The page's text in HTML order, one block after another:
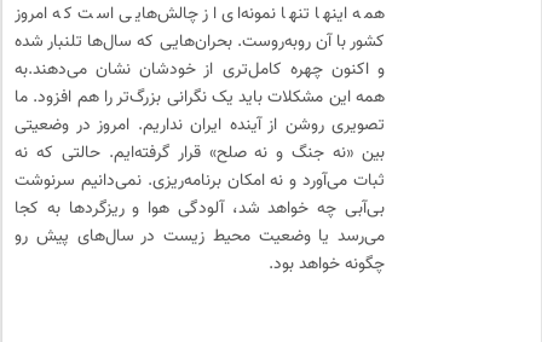
همه اینها تنها نمونه‌ای از چالش‌هایی است که امروز
کشور با آن روبه‌روست. بحران‌هایی که سال‌ها تلنبار شده
و اکنون چهره کامل‌تری از خودشان نشان می‌دهند.به
همه این مشکلات باید یک نگرانی بزرگ‌تر را هم افزود. ما
تصویری روشن از آینده ایران نداریم. امروز در وضعیتی
بین «نه جنگ و نه صلح» قرار گرفته‌ایم. حالتی که نه
ثبات می‌آورد و نه امکان برنامه‌ریزی. نمی‌دانیم سرنوشت
بی‌آبی چه خواهد شد، آلودگی هوا و ریزگردها به کجا
می‌رسد یا وضعیت محیط‌ زیست در سال‌های پیش رو
چگونه خواهد بود.